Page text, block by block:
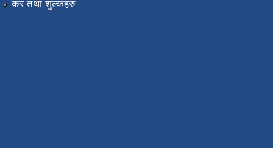
कर तथा शुल्कहरु